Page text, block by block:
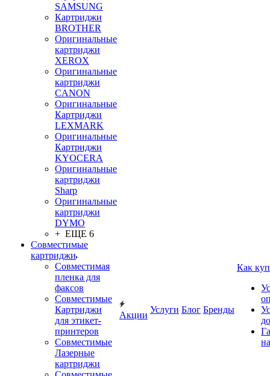
SAMSUNG
Картриджи
BROTHER
Оригинальные
картриджи
XEROX
Оригинальные
картриджи
CANON
Оригинальные
Картриджи
LEXMARK
Оригинальные
Картриджи
KYOCERA
Оригинальные
картриджи
Sharp
Оригинальные
картриджи
DYMO
+ ЕЩЕ 6
Совместимые
картриджи
Совместимая
пленка для
факсов
Совместимые
Картриджи
для этикет-
принтеров
Совместимые
Лазерные
картриджи
Акции
Услуги Блог Бренды
Как